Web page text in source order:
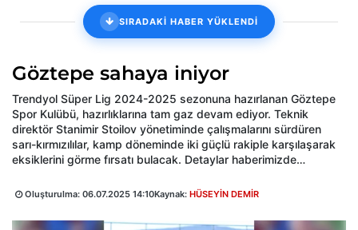
SIRADAKİ HABER YÜKLENDİ
Göztepe sahaya iniyor
Trendyol Süper Lig 2024-2025 sezonuna hazırlanan Göztepe
Spor Kulübü, hazırlıklarına tam gaz devam ediyor. Teknik
direktör Stanimir Stoilov yönetiminde çalışmalarını sürdüren
sarı-kırmızılılar, kamp döneminde iki güçlü rakiple karşılaşarak
eksiklerini görme fırsatı bulacak. Detaylar haberimizde…
Oluşturulma: 06.07.2025 14:10Kaynak: HÜSEYİN DEMİR